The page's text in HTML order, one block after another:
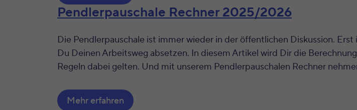
Pendlerpauschale Rechner 2025/2026
Die Pendlerpauschale ist immer wieder in der öffentlichen Diskussion.
Du Deinen Arbeitsweg absetzen. In diesem Artikel wird Dir die
Regeln dabei gelten. Und mit unserem Pendlerpauschalen Rechner
Mehr erfahren